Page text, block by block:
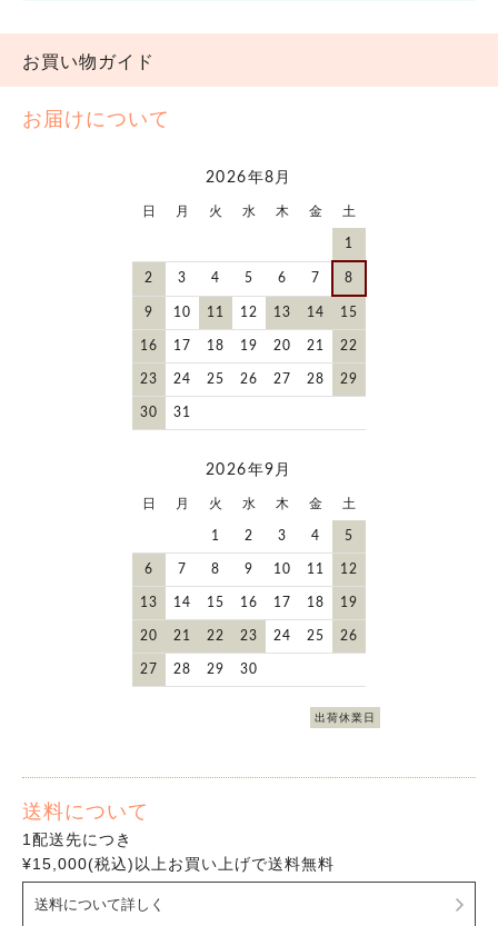
お買い物ガイド
お届けについて
2026年8月
日 月 火 水 木 金 土
1
2 3 4 5 6 7 8
9 10 11 12 13 14 15
16 17 18 19 20 21 22
23 24 25 26 27 28 29
30 31
2026年9月
日 月 火 水 木 金 土
1 2 3 4 5
6 7 8 9 10 11 12
13 14 15 16 17 18 19
20 21 22 23 24 25 26
27 28 29 30
出荷休業日
送料について
1配送先につき
¥15,000(税込)以上お買い上げで送料無料
送料について詳しく